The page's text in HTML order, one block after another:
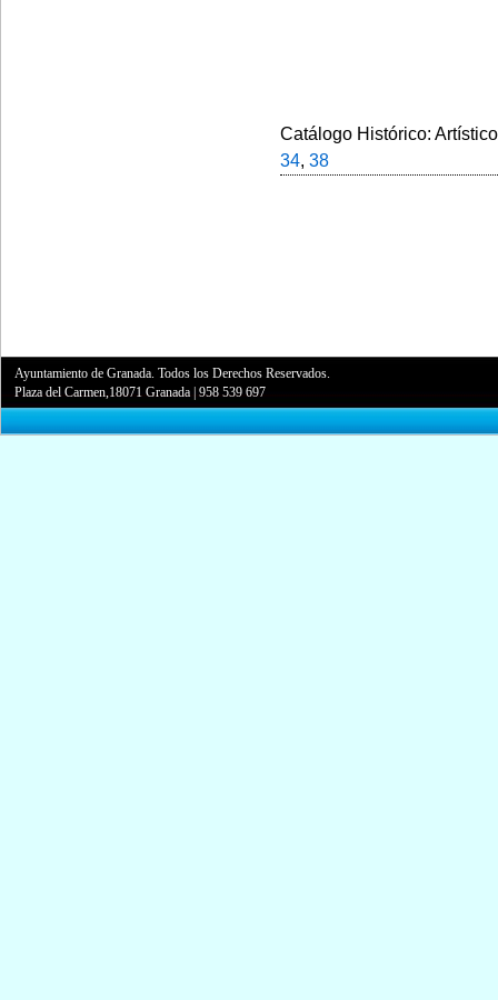
Catálogo Histórico:
34, 38
Ayuntamiento de Granada. Todos los Derechos Reservados.
Plaza del Carmen,18071 Granada |958 539 697